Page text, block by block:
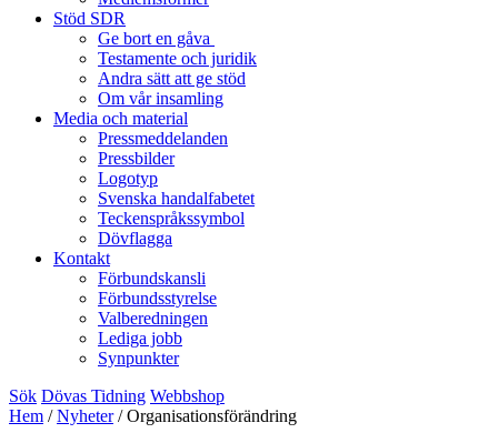
Stöd SDR
Ge bort en gåva
Testamente och juridik
Andra sätt att ge stöd
Om vår insamling
Media och material
Pressmeddelanden
Pressbilder
Logotyp
Svenska handalfabetet
Teckenspråkssymbol
Dövflagga
Kontakt
Förbundskansli
Förbundsstyrelse
Valberedningen
Lediga jobb
Synpunkter
Sök Dövas Tidning Webbshop
Hem /Nyheter/Organisationsförändring